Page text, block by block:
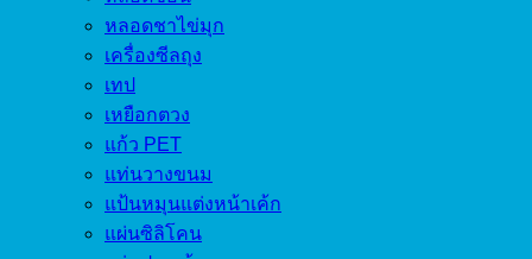
หลอดชาไข่มุก
เครื่องซีลถุง
เทป
เหยือกตวง
แก้ว PET
แท่นวางขนม
แป้นหมุนแต่งหน้าเค้ก
แผ่นซิลิโคน